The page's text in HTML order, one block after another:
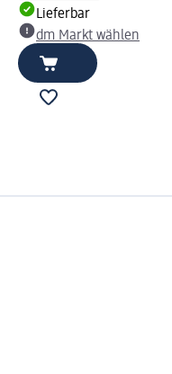
Lieferbar
dm Markt wählen